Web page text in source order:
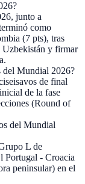
junto a
como
(7 pts), tras
Uzbekistán y firmar
del Mundial 2026?
de final
de la fase
(Round of
del Mundial
L de
Portugal - Croacia
peninsular) en el